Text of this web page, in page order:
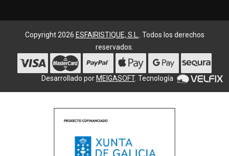
Copyright 2026 ESFAIRISTIQUE, S.L.
. Todos los derechos
reservados.
Desarrollado por MEIGASOFT. Tecnología